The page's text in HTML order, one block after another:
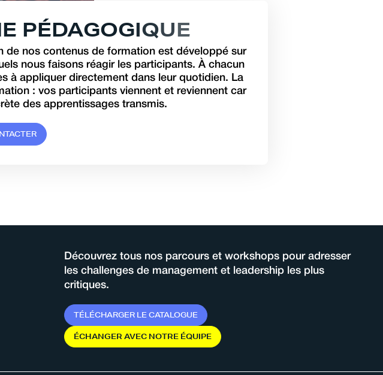
E PÉDAGOGIQUE
de nos contenus de formation est développé sur
nous faisons réagir les participants. À chacun
à appliquer directement dans leur quotidien. La
: vos participants viennent et reviennent car
des apprentissages transmis.
TACTER
Découvrez tous nos parcours et workshops pour adresser
les challenges de management et leadership les plus
critiques.
TÉLÉCHARGER LECATALOGUE
ÉCHANGERAVEC NOTRE ÉQUIPE